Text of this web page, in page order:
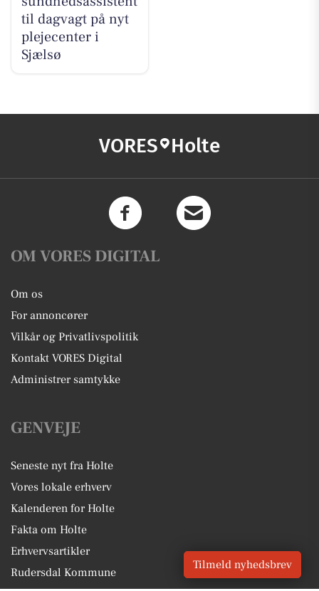
til dagvagt på nyt
plejecenter i
Sjælsø
VORES Holte
OM VORES DIGITAL
Om os
For annoncører
Vilkår og Privatlivspolitik
Kontakt VORES Digital
Administrer samtykke
GENVEJE
Seneste nyt fra Holte
Vores lokale erhverv
Kalenderen for Holte
Fakta om Holte
Erhvervsartikler
Rudersdal Kommune
Tilmeld nyhedsbrev